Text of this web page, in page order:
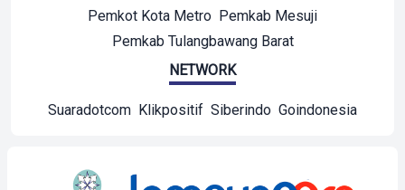
Pemkot Kota Metro Pemkab Mesuji
Pemkab Tulangbawang Barat
NETWORK
Suaradotcom Klikpositif Siberindo Goindonesia